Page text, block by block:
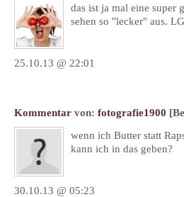
das ist ja mal eine super
sehen so "lecker" aus.
25.10.13 @ 22:01
Kommentar von: fotografie1900
wenn ich Butter statt
kann ich in das geben?
30.10.13 @ 05:23